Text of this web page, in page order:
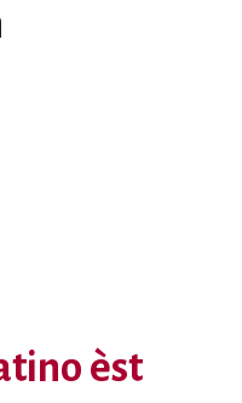
èst